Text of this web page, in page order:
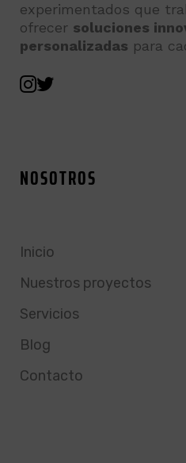
experimentados que
ofrecer soluciones
personalizadas para
NOSOTROS
Inicio
Nuestros proyectos
Servicios
Blog
Contacto